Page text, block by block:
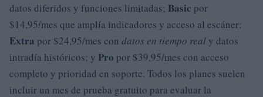
datos diferidos y funciones limitadas; Basic por
$14,95/mes que amplía indicadores y acceso al escáner;
Extra por $24,95/mes con datos en tiempo real y datos
intradía históricos; y Pro por $39,95/mes con acceso
completo y prioridad en soporte. Todos los planes suelen
incluir un mes de prueba gratuito para evaluar la